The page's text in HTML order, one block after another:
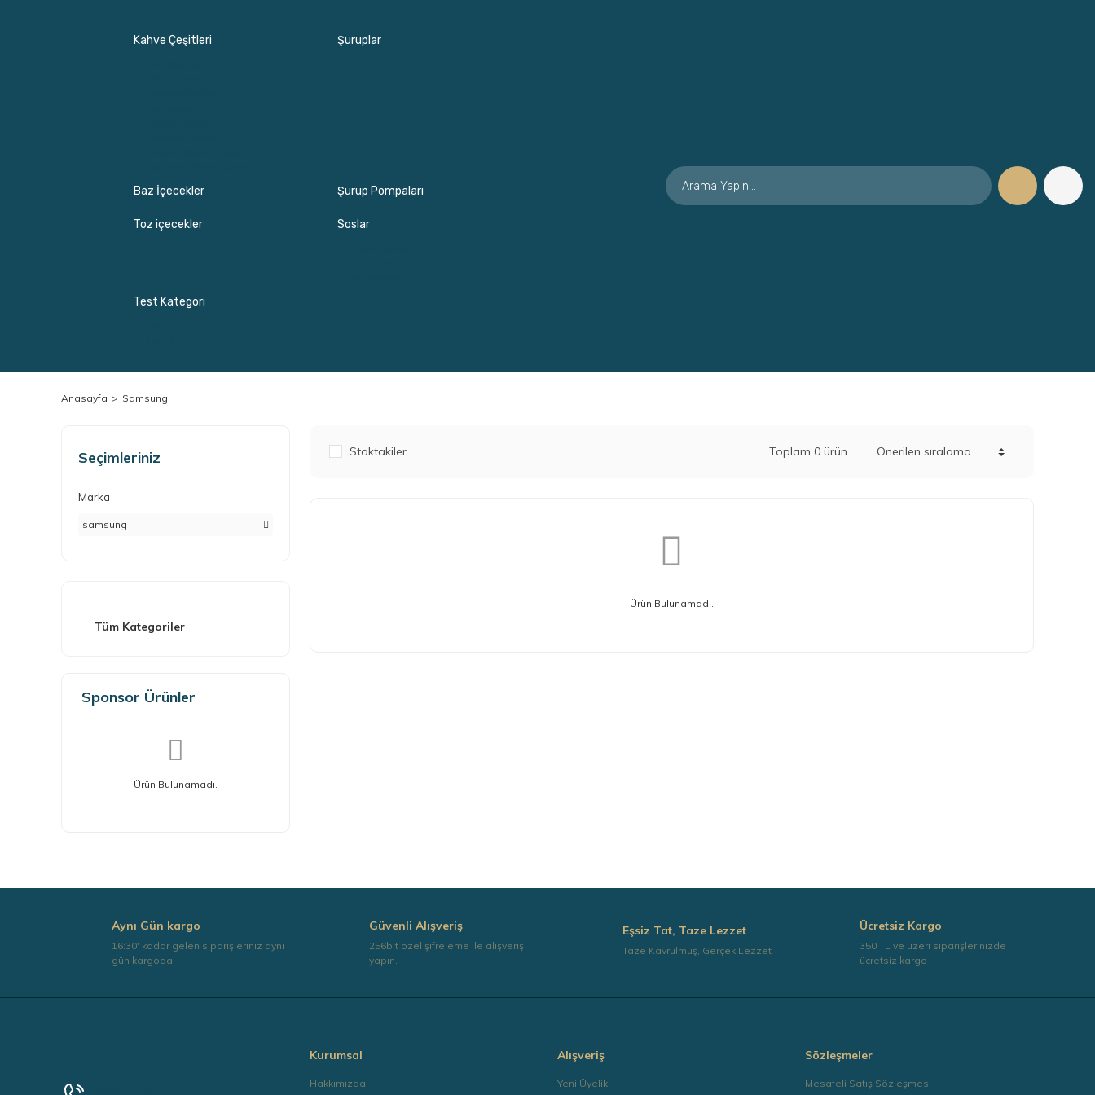
Kahve Çeşitleri Şuruplar
Baz İçecekler Şurup Pompaları
Toz içecekler Soslar
Test Kategori
Anasayfa Samsung
Seçimleriniz
Marka
samsung
Tüm Kategoriler
Sponsor Ürünler
Ürün Bulunamadı.
Stoktakiler Toplam 0 ürün
Ürün Bulunamadı.
Aynı Gün kargo
16:30' kadar gelen siparişleriniz aynı
gün kargoda.
Güvenli Alışveriş
256bit özel şifreleme ile alışveriş
yapın.
Eşsiz Tat, Taze Lezzet
Taze Kavrulmuş, Gerçek Lezzet
Ücretsiz Kargo
350 TL ve üzeri siparişlerinizde
ücretsiz kargo
Kurumsal
Hakkımızda
Alışveriş
Yeni Üyelik
Sözleşmeler
Mesafeli Satış Sözleşmesi